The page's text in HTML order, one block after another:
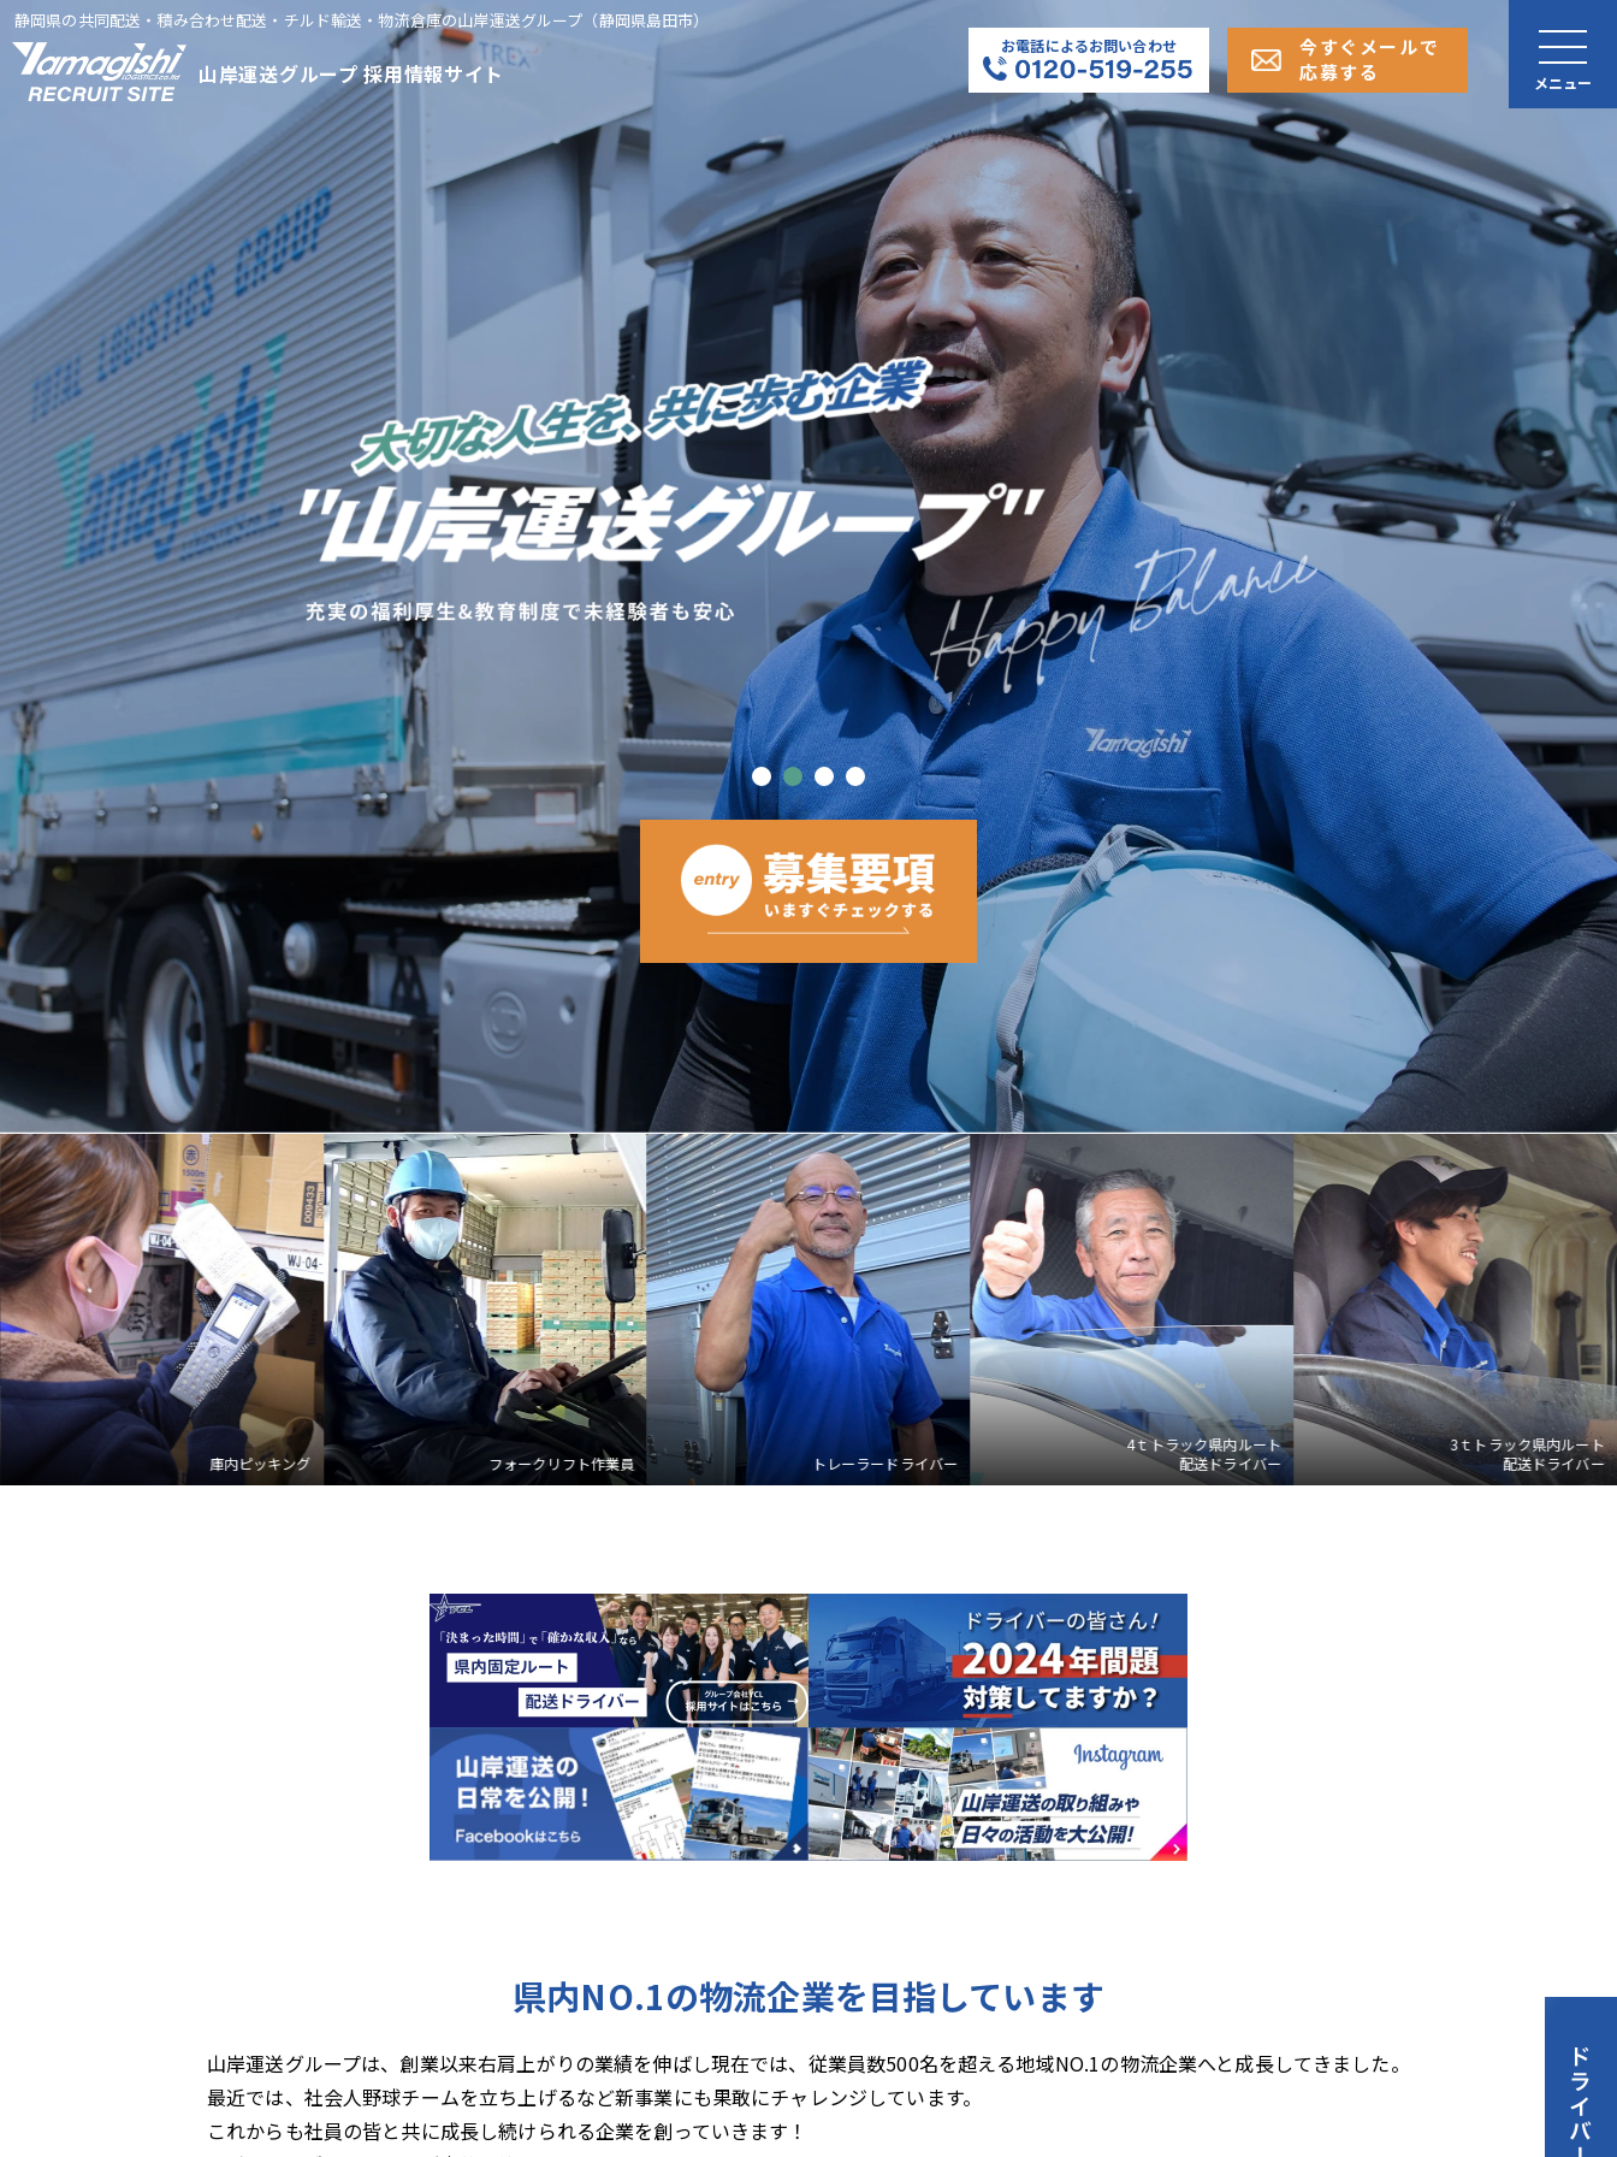
静岡県の共同配送・積み合わせ配送・チルド輸送・物流倉庫の山岸運送グループ（静岡県島田市）
山岸運送グループ 採用情報サイト
お電話によるお問い合わせ
今すぐメールで
応募する
フォークリフト作業員 トレーラードライバー
4ｔトラック県内ルート
配送ドライバー
3ｔトラック県内ルート
配送ドライバー
庫内ピッキング
県内NO.1の物流企業を目指しています
山岸運送グループは、創業以来右肩上がりの業績を伸ばし現在では、従業員数500名を超える地域NO.1の物流企業へと成長してきました。
最近では、社会人野球チームを立ち上げるなど新事業にも果敢にチャレンジしています。
これからも社員の皆と共に成長し続けられる企業を創っていきます！